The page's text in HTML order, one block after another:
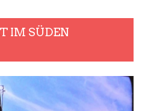
IM SÜDEN